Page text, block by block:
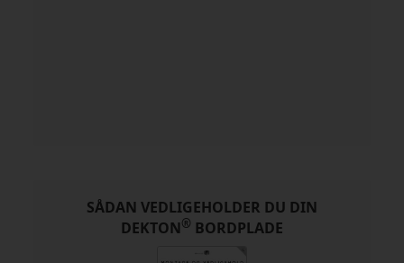
SÅDAN VEDLIGEHOLDER DU DIN
DEKTON® BORDPLADE